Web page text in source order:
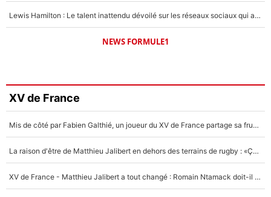
Lewis Hamilton : Le talent inattendu dévoilé sur les réseaux sociaux qui a impressionné Kim Kardashian pendant leurs vacances en amoureux !
NEWS FORMULE1
XV de France
Mis de côté par Fabien Galthié, un joueur du XV de France partage sa frustration : «ils ne me l’ont pas dit tout de suite»
La raison d'être de Matthieu Jalibert en dehors des terrains de rugby : «Ça m'atteint autant que si tu touches à un membre de ma famille»
XV de France - Matthieu Jalibert a tout changé : Romain Ntamack doit-il s’inquiéter pour sa place à un an de la Coupe du monde ?